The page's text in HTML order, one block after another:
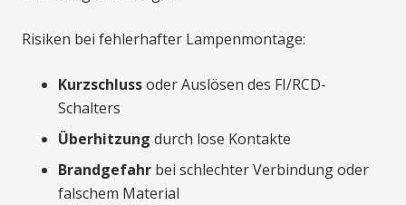
Risiken bei fehlerhafter Lampenmontage:
Kurzschlussoder Auslösen des FI/RCD-
Schalters
Überhitzung durch lose Kontakte
Brandgefahr bei schlechter Verbindung oder
falschem Material